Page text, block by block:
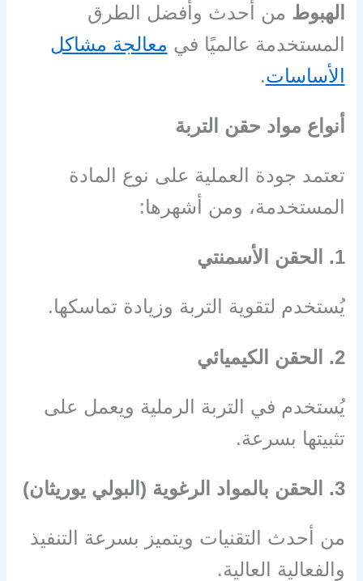
الهبوط من أحدث وأفضل الطرق
المستخدمة عالميًا في معالجة مشاكل
الأساسات.
أنواع مواد حقن التربة
تعتمد جودة العملية على نوع المادة
المستخدمة، ومن أشهرها:
1. الحقن الأسمنتي
يُستخدم لتقوية التربة وزيادة تماسكها.
2. الحقن الكيميائي
يُستخدم في التربة الرملية ويعمل على
تثبيتها بسرعة.
3. الحقن بالمواد الرغوية (البولي يوريثان)
من أحدث التقنيات ويتميز بسرعة التنفيذ
والفعالية العالية.